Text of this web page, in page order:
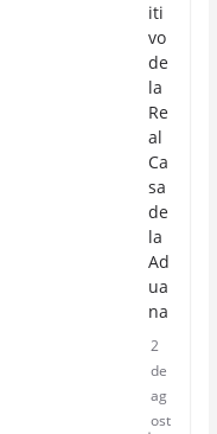
iti
vo
de
la
Re
al
Ca
sa
de
la
Ad
ua
na
2
de
ag
ost